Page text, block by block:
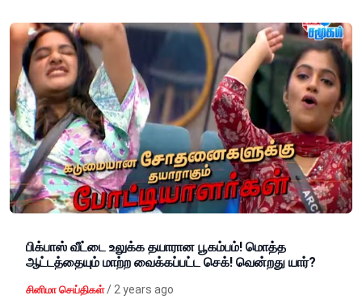
பிக்பாஸ் வீட்டை உலுக்க தயாரான பூகம்பம்! மொத்த
ஆட்டத்தையும் மாற்ற வைக்கப்பட்ட செக்! வென்றது யார்?
சினிமா செய்திகள் / 2 years ago